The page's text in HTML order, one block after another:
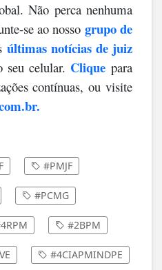
Não perca nenhuma
se ao nosso grupo de
últimas notícias de juiz
celular. Clique para
contínuas, ou visite
#PMJF
#PCMG
#2BPM
#4CIAPMINDPE